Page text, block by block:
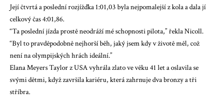
Její čtvrtá a poslední rozjížďka 1:01,03 byla nejpomalejší z kola a dala jí
celkový čas 4:01,86.
“Ta poslední jízda prostě neodráží mé schopnosti pilota,” řekla Nicoll.
“Byl to pravděpodobně nejhorší běh, jaký jsem kdy v životě měl, což
není na olympijských hrách ideální.”
Elana Meyers Taylor z USA vyhrála zlato ve věku 41 let a oslavila se
svými dětmi, když završila kariéru, která zahrnuje dva bronzy a tři
stříbra.